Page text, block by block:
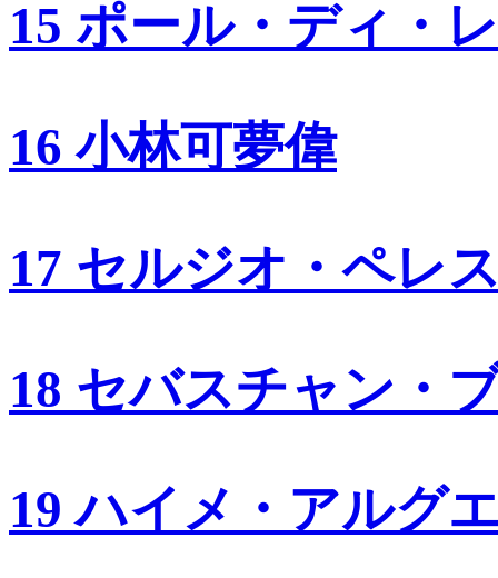
15 ポール・ディ・
16 小林可夢偉
17 セルジオ・ペレ
18 セバスチャン・
19 ハイメ・アルグ